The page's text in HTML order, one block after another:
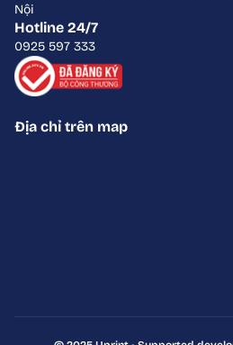
Nội
Hotline 24/7
0925 597 333
Địa chỉ trên map